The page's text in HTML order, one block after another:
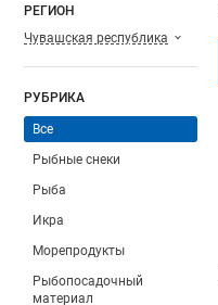
Горячее предложение
РЕГИОН
Чувашская республика
РУБРИКА
Все
Рыбные снеки
Рыба
Икра
Морепродукты
Рыбопосадочный
материал